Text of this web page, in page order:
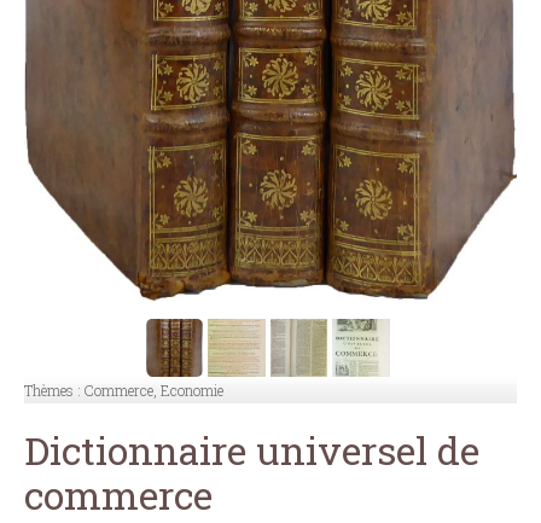
Thèmes : Commerce, Economie
Dictionnaire universel de
commerce